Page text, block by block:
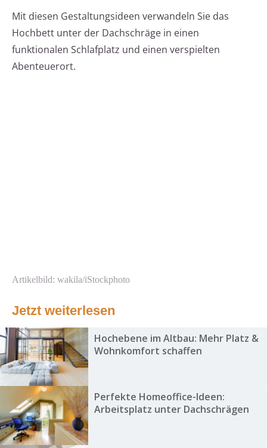
Mit diesen Gestaltungsideen verwandeln Sie das
Hochbett unter der Dachschräge in einen
funktionalen Schlafplatz und einen verspielten
Abenteuerort.
Artikelbild: wakila/iStockphoto
Jetzt weiterlesen
Hochebene im Altbau: Mehr Platz &
Wohnkomfort schaffen
Perfekte Homeoffice-Ideen:
Arbeitsplatz unter Dachschrägen